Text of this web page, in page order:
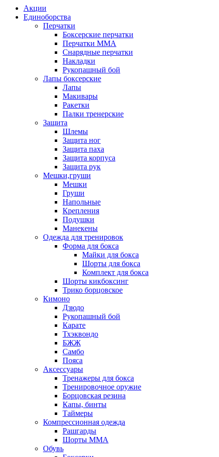
Акции
Единоборства
Перчатки
Боксерские перчатки
Перчатки ММА
Снарядные перчатки
Накладки
Рукопашный бой
Лапы боксерские
Лапы
Макивары
Ракетки
Палки тренерские
Защита
Шлемы
Защита ног
Защита паха
Защита корпуса
Защита рук
Мешки,груши
Мешки
Груши
Напольные
Крепления
Подушки
Манекены
Одежда для тренировок
Форма для бокса
Майки для бокса
Шорты для бокса
Комплект для бокса
Шорты кикбоксинг
Трико борцовское
Кимоно
Дзюдо
Рукопашный бой
Карате
Тхэквондо
БЖЖ
Самбо
Пояса
Аксессуары
Тренажеры для бокса
Тренировочное оружие
Борцовская резина
Капы, бинты
Таймеры
Компрессионная одежда
Рашгарды
Шорты MMA
Обувь